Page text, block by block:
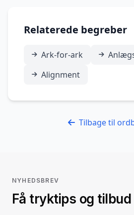
Relaterede begreber
Ark-for-ark
Alignment
Tilbage til
NYHEDSBREV
Få tryktips og tilbud